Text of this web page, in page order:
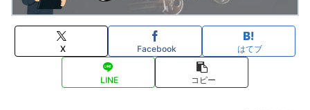
X Facebook はてブ
LINE コピー